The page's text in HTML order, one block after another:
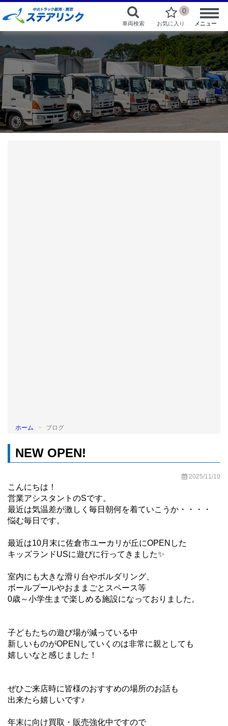
車両検索
0
お気に入り メニュー
ホーム ブログ
NEW OPEN!
2025/11/10
こんにちは！
営業アシスタントのSです。
最近は気温差が激しく毎日朝何を着ていこうか・・・・
悩む毎日です。
最近は10月末に佐倉市ユーカリが丘にOPENした
キッズランドUSに遊びに行ってきました✨
室内にも大きな滑り台やボルダリング、
ボールプールやおままごとスペース等
0歳～小学生まで楽しめる施設になっておりました。
子どもたちの遊び場が減っている中
新しいものがOPENしていくのは非常に親としても
嬉しいなと感じました！
ぜひご来店時に皆様のおすすめの場所のお話も
出来たら嬉しいです♪
年末に向け買取・販売強化中ですので